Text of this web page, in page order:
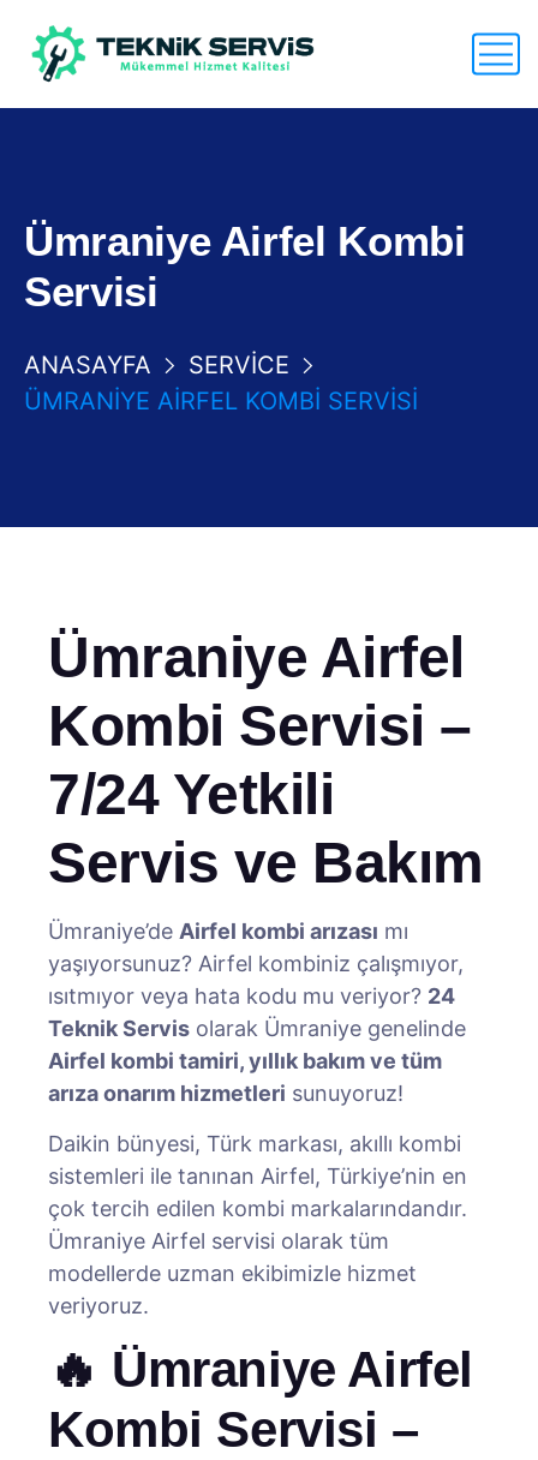
Ümraniye Airfel Kombi
Servisi
ANASAYFA
SERVICE
ÜMRANIYE AIRFEL KOMBI SERVISI
Ümraniye Airfel
Kombi Servisi –
7/24 Yetkili
Servis ve Bakım
Ümraniye’de Airfel kombi arızası mı
yaşıyorsunuz? Airfel kombiniz çalışmıyor,
ısıtmıyor veya hata kodu mu veriyor? 24
Teknik Servis olarak Ümraniye genelinde
Airfel kombi tamiri, yıllık bakım ve tüm
arıza onarım hizmetleri sunuyoruz!
Daikin bünyesi, Türk markası, akıllı kombi
sistemleri ile tanınan Airfel, Türkiye’nin en
çok tercih edilen kombi markalarındandır.
Ümraniye Airfel servisi olarak tüm
modellerde uzman ekibimizle hizmet
veriyoruz.
🔥 Ümraniye Airfel
Kombi Servisi –